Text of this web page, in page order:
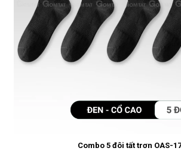
Combo 5 đôi tất trơn OAS-